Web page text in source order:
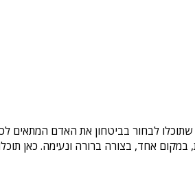
לבחור בביטחון את האדם המתאים
אחד, בצורה ברורה ונעימה. כאן